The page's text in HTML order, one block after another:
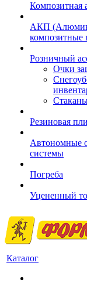
Композитная
АКП
композитные
Розничный
Очки
Резиновая
Автономные
системы
Погреба
Уцененный
Каталог